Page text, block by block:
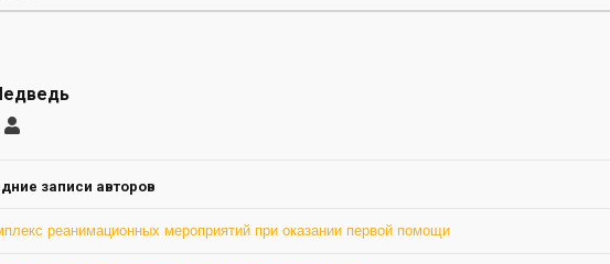
Иван
записи авторов
реанимационных мероприятий при оказании первой помощи